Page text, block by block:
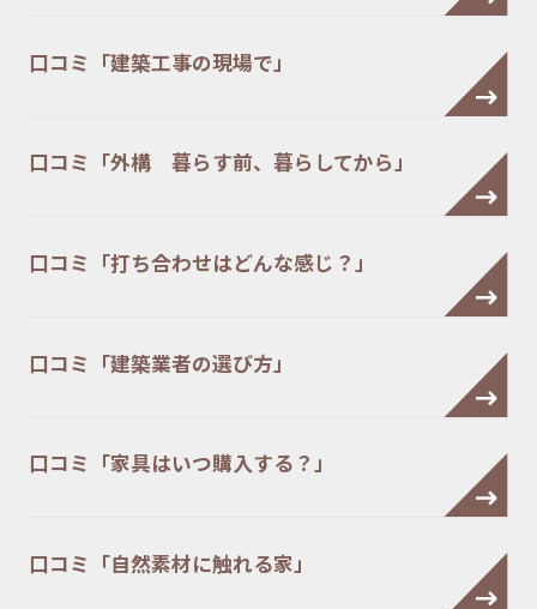
口コミ「建築工事の現場で」
口コミ「外構 暮らす前、暮らしてから」
口コミ「打ち合わせはどんな感じ？」
口コミ「建築業者の選び方」
口コミ「家具はいつ購入する？」
口コミ「自然素材に触れる家」